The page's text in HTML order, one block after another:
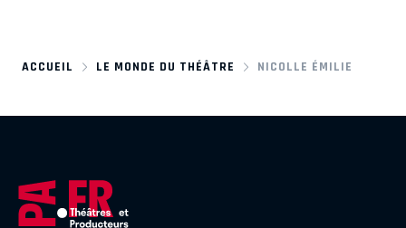
ACCUEIL LE MONDE DU THÉÂTRE NICOLLE ÉMILIE